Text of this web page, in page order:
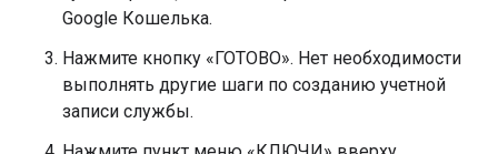
Google Кошелька.
Нажмите кнопку «ГОТОВО». Нет необходимости
выполнять другие шаги по созданию учетной
записи службы.